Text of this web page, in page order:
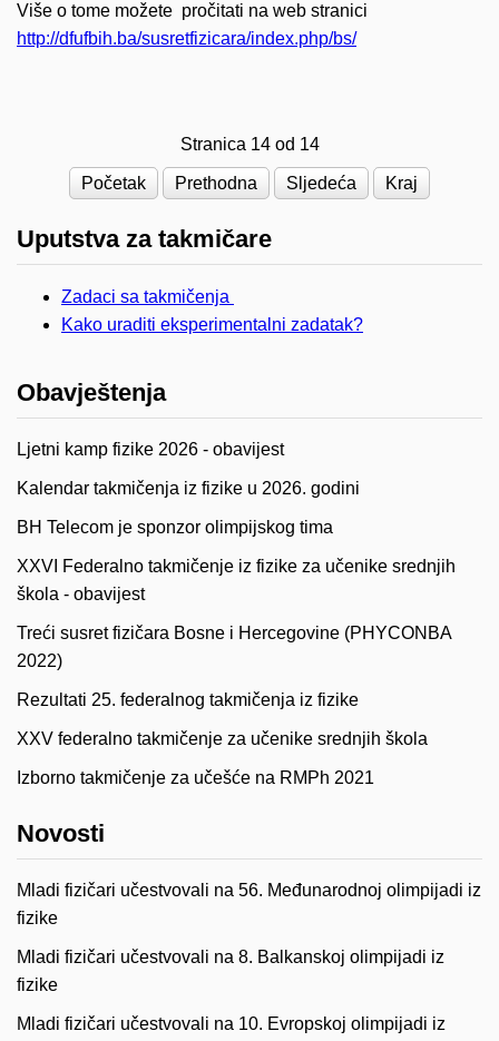
Više o tome možete pročitati na web stranici
http://dfufbih.ba/susretfizicara/index.php/bs/
Stranica 14 od 14
Početak Prethodna Sljedeća Kraj
Uputstva za takmičare
Zadaci sa takmičenja
Kako uraditi eksperimentalni zadatak?
Obavještenja
Ljetni kamp fizike 2026 - obavijest
Kalendar takmičenja iz fizike u 2026. godini
BH Telecom je sponzor olimpijskog tima
XXVI Federalno takmičenje iz fizike za učenike srednjih
škola - obavijest
Treći susret fizičara Bosne i Hercegovine (PHYCONBA
2022)
Rezultati 25. federalnog takmičenja iz fizike
XXV federalno takmičenje za učenike srednjih škola
Izborno takmičenje za učešće na RMPh 2021
Novosti
Mladi fizičari učestvovali na 56. Međunarodnoj olimpijadi iz
fizike
Mladi fizičari učestvovali na 8. Balkanskoj olimpijadi iz
fizike
Mladi fizičari učestvovali na 10. Evropskoj olimpijadi iz